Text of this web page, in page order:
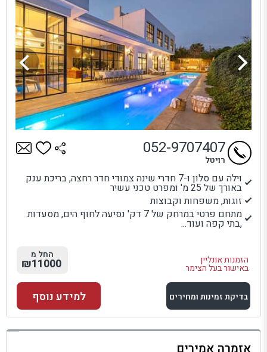
וילה עם סלון ו-7 חדרי שינה צמודי חדר רחצה, בריכת ענק
באורך של 25 מ' ומפרט טכני עשיר
זוגות, משפחות וקבוצות
מתחם פרטי במרחק של 7 דק' נסיעה לחוף הים, מסעדות
,בתי קפה ועוד...
הזמנות אונליין
באישור בעל הצימר
052-9707407
רויטל
החל מ
₪11000
בדיקת זמינות ומחירים
למתחם זה
למידע נוסף